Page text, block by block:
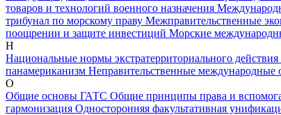
товаров и технологий военного назначения
трибунал по морскому праву Межправительственные
поощрении и защите инвестиций Морские
Н
Национальные нормы экстратерриториального действия
панамериканизм Неправительственные международные
О
Общие основы ГАТС Общие принципы права и
гармонизация Односторонняя факультативная